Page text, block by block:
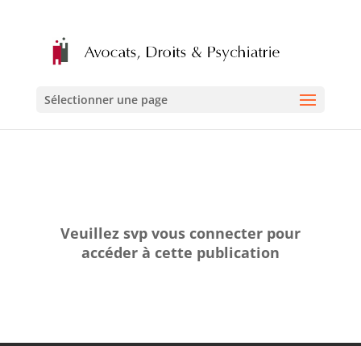
Sélectionner une page
Veuillez svp vous connecter pour
accéder à cette publication